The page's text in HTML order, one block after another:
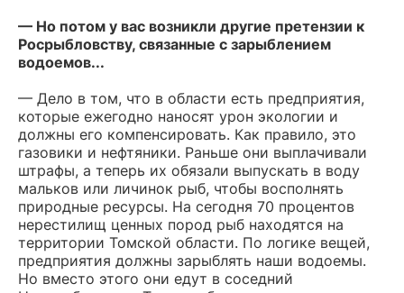
— Но потом у вас возникли другие претензии к
Росрыбловству, связанные с зарыблением
водоемов...
— Дело в том, что в области есть предприятия,
которые ежегодно наносят урон экологии и
должны его компенсировать. Как правило, это
газовики и нефтяники. Раньше они выплачивали
штрафы, а теперь их обязали выпускать в воду
мальков или личинок рыб, чтобы восполнять
природные ресурсы. На сегодня 70 процентов
нерестилищ ценных пород рыб находятся на
территории Томской области. По логике вещей,
предприятия должны зарыблять наши водоемы.
Но вместо этого они едут в соседний